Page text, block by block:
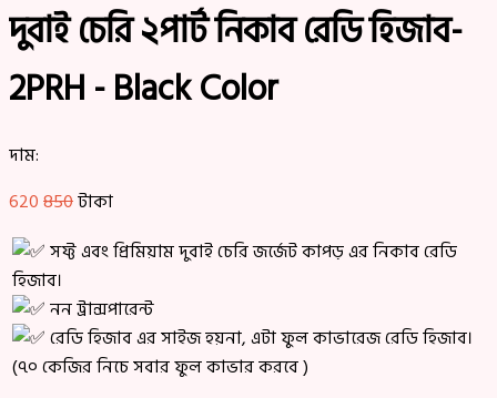
দুবাই চেরি ২পার্ট নিকাব রেডি হিজাব-
2PRH - Black Color
দাম:
620850টাকা
সফ্ট এবং প্রিমিয়াম দুবাই চেরি জর্জেট কাপড় এর নিকাব রেডি
হিজাব।
নন ট্রান্সপারেন্ট
রেডি হিজাব এর সাইজ হয়না, এটা ফুল কাভারেজ রেডি হিজাব।
(৭০ কেজির নিচে সবার ফুল কাভার করবে )